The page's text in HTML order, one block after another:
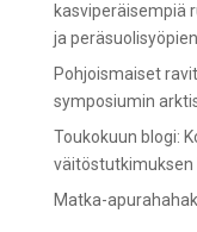
kasviperäisempiä
ja
Pohjoismaiset
symposiumin
Toukokuun blogi:
väitöstutkimuksen
Matka-